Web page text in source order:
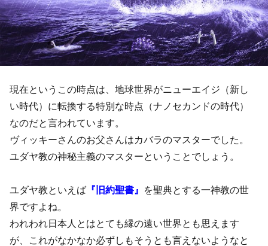
現在というこの時点は、地球世界がニューエイジ（新し
い時代）に転換する特別な時点（ナノセカンドの時代）
なのだと言われています。
ヴィッキーさんのお父さんはカバラのマスターでした。
ユダヤ教の神秘主義のマスターということでしょう。
ユダヤ教といえば 『旧約聖書』 を聖典とする一神教の世
界ですよね。
われわれ日本人とはとても縁の遠い世界とも思えます
が、これがなかなか必ずしもそうとも言えないようなと